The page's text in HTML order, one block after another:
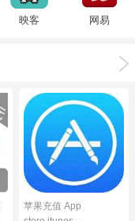
映客 网易
苹果充值 App